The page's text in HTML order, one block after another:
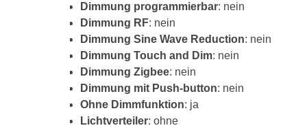
Dimmung programmierbar: nein
Dimmung RF: nein
Dimmung Sine Wave Reduction: nein
Dimmung Touch and Dim: nein
Dimmung Zigbee: nein
Dimmung mit Push-button: nein
Ohne Dimmfunktion: ja
Lichtverteiler: ohne